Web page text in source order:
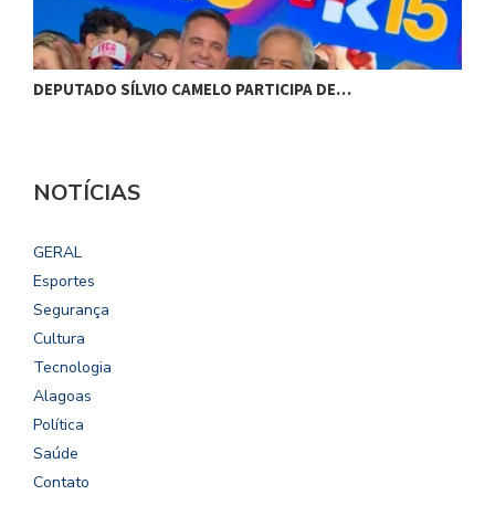
DEPUTADO SÍLVIO CAMELO PARTICIPA DE…
NOTÍCIAS
GERAL
Esportes
Segurança
Cultura
Tecnologia
Alagoas
Política
Saúde
Contato